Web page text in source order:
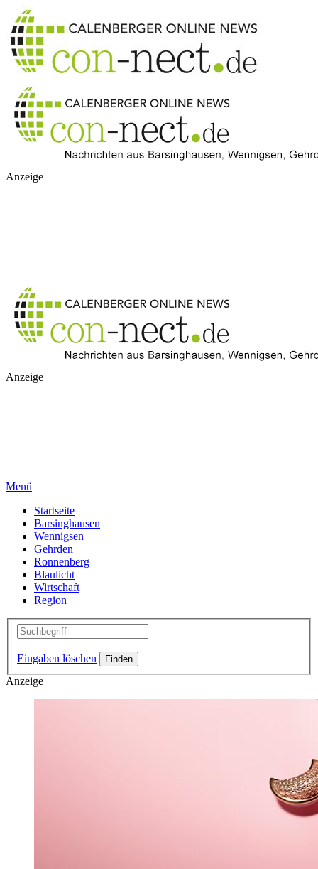
Anzeige
Anzeige
Menü
Startseite
Barsinghausen
Wennigsen
Gehrden
Ronnenberg
Blaulicht
Wirtschaft
Region
Eingaben löschen
Anzeige